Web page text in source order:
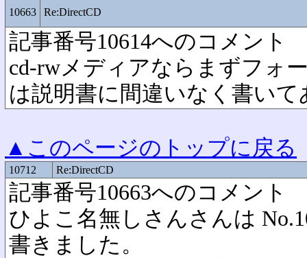
10663 Re:DirectCD
記事番号10614へのコメント
cd-rwメディアならまずフォ
は説明書に間違いなく書いて
▲このページのトップに戻る
10712 Re:DirectCD
記事番号10663へのコメント
ひよこ名無しさんさんは
書きました。